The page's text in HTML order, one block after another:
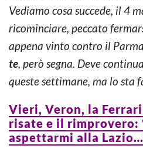
Vediamo cosa succede, il 4
ricominciare, peccato
appena vinto contro il
te, però segna. Deve
queste settimane, ma lo sta
Vieri, Veron, la
risate e il rimprovero:
aspettarmi alla